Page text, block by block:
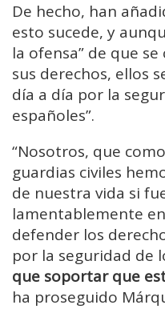
De hecho, han
esto sucede, y
la ofensa” de que
sus derechos, ellos
día a día por la
españoles”.
“Nosotros, que
guardias civiles
de nuestra vida si
lamentablemente
defender los
por la seguridad de
que soportar que
ha proseguido